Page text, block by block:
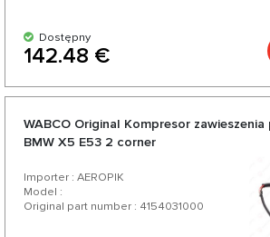
Dostępny
142.48 €
WABCO Original Kompresor
BMW X5 E53 2 corner
Importer : AEROPIK
Model :
Original part number : 4154031000